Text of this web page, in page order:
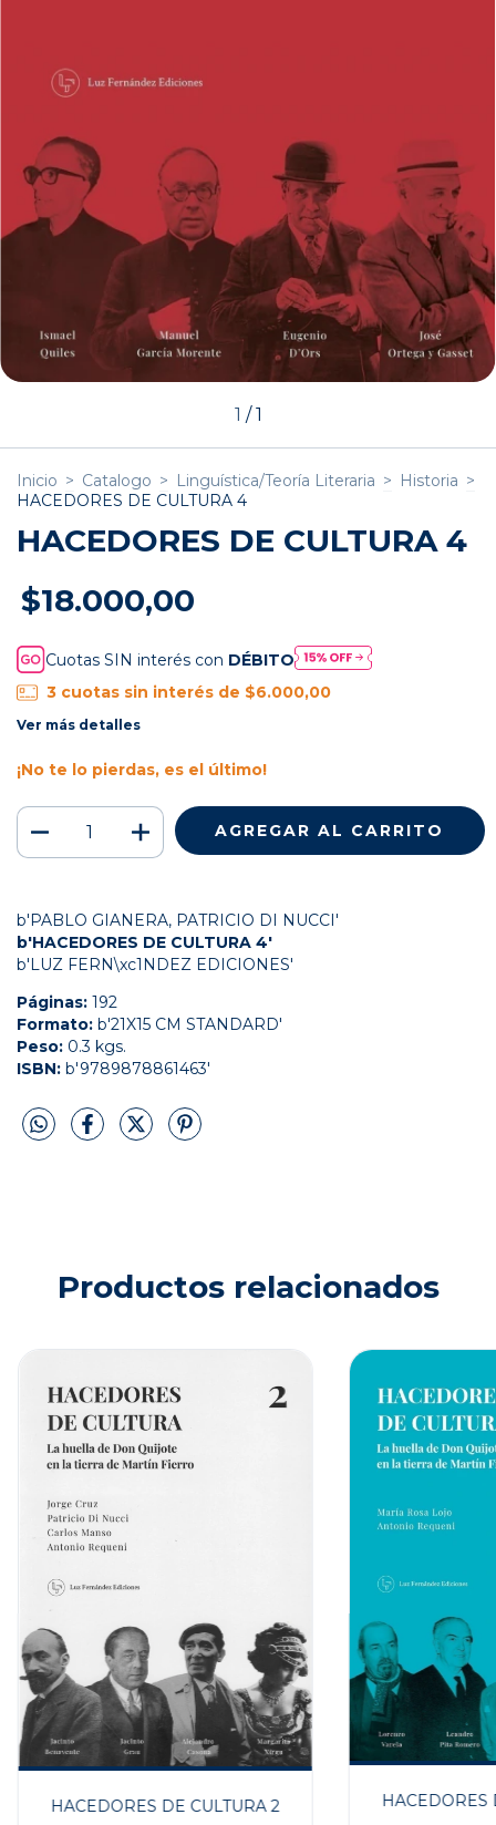
1 /1
Inicio > Catalogo > Linguística/Teoría Literaria > Historia >
HACEDORES DE CULTURA 4
HACEDORES DE CULTURA 4
$18.000,00
Cuotas SIN interés con DÉBITO
3 cuotas sin interés de $6.000,00
Ver más detalles
¡No te lo pierdas, es el último!
b'PABLO GIANERA, PATRICIO DI NUCCI'
b'HACEDORES DE CULTURA 4'
b'LUZ FERN\xc1NDEZ EDICIONES'
Páginas: 192
Formato: b'21X15 CM STANDARD'
Peso: 0.3 kgs.
ISBN: b'9789878861463'
Productos relacionados
HACEDORES DE CULTURA 2 HACEDORES